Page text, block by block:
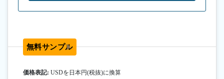
無料サンプル
価格表記: USDを日本円(税抜)に換算